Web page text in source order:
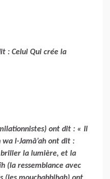
: Celui Qui crée la
ont dit : « Il
l-Jamâ’ah ont dit :
briller la lumière, et la
(la ressemblance avec